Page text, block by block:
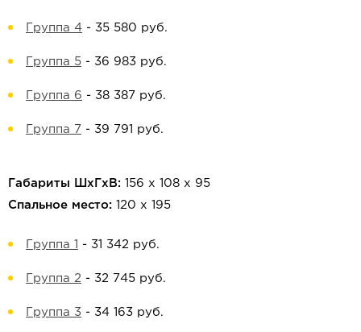
Группа 4 - 35 580 руб.
Группа 5 - 36 983 руб.
Группа 6 - 38 387 руб.
Группа 7 - 39 791 руб.
Габариты ШхГхВ: 156 х 108 х 95
Спальное место: 120 х 195
Группа 1 - 31 342 руб.
Группа 2 - 32 745 руб.
Группа 3 - 34 163 руб.